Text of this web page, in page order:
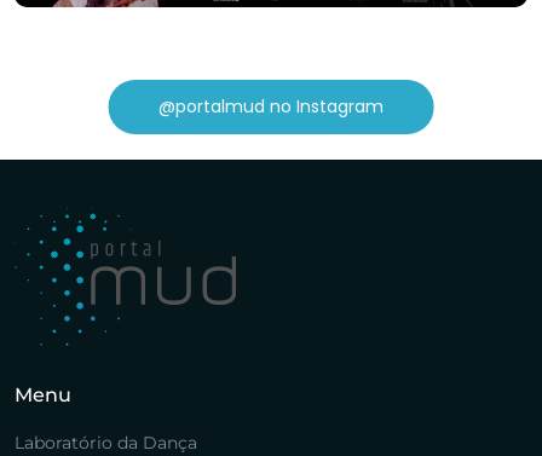
@portalmud no Instagram
Menu
Laboratório da Dança